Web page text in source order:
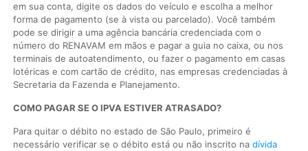
em sua conta, digite os dados do veículo e escolha a melhor
forma de pagamento (se à vista ou parcelado). Você também
pode se dirigir a uma agência bancária credenciada com o
número do RENAVAM em mãos e pagar a guia no caixa, ou nos
terminais de autoatendimento, ou fazer o pagamento em casas
lotéricas e com cartão de crédito, nas empresas credenciadas à
Secretaria da Fazenda e Planejamento.
COMO PAGAR SE O IPVA ESTIVER ATRASADO?
Para quitar o débito no estado de São Paulo, primeiro é
necessário verificar se o débito está ou não inscrito nadívida